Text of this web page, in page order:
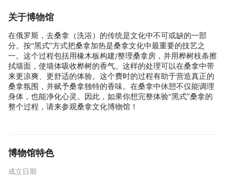
关于博物馆
在俄罗斯，去桑拿（洗浴）的传统是文化中不可或缺的一部
分。按“黑式”方式把桑拿加热是桑拿文化中最重要的技艺之
一。这个过程包括用橡木板构建/整理桑拿房，并用桦树枝条擦
拭墙面，使墙体吸收桦树的香气。这样的处理可以在桑拿中带
来更凉爽、更舒适的体验。这个费时的过程有助于营造真正的
桑拿氛围，并赋予桑拿独特的香味。在桑拿中休憩不仅能调理
身体，也能净化心灵。因此，如果你想完整体验“黑式”桑拿的
整个过程，请来参观桑拿文化博物馆！
博物馆特色
成立日期